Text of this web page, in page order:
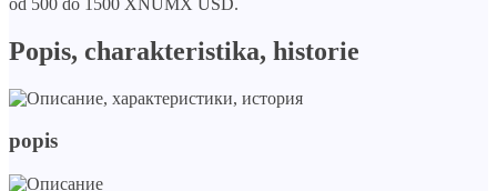
Popis, charakteristika, historie
popis